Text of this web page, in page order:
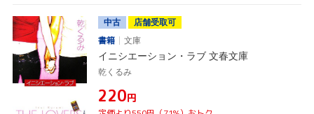
中古
店舗受取可
書籍
文庫
イニシエーション・ラブ 文春文庫
乾くるみ
¥220円